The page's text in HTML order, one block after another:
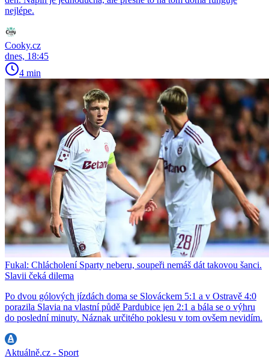
nejlépe.
Cooky.cz
dnes, 18:45
4 min
Fukal: Chlácholení Sparty neberu, soupeři nemáš dát takovou šanci.
Slavii čeká dilema
Po dvou gólových jízdách doma se Slováckem 5:1 a v Ostravě 4:0
porazila Slavia na vlastní půdě Pardubice jen 2:1 a bála se o výhru
do poslední minuty. Náznak určitého poklesu v tom ovšem nevidím.
Aktuálně.cz - Sport